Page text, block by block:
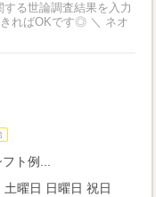
る世論調査結果を入力
OKです◎ ＼ ネオ
ト例...
曜日 日曜日 祝日